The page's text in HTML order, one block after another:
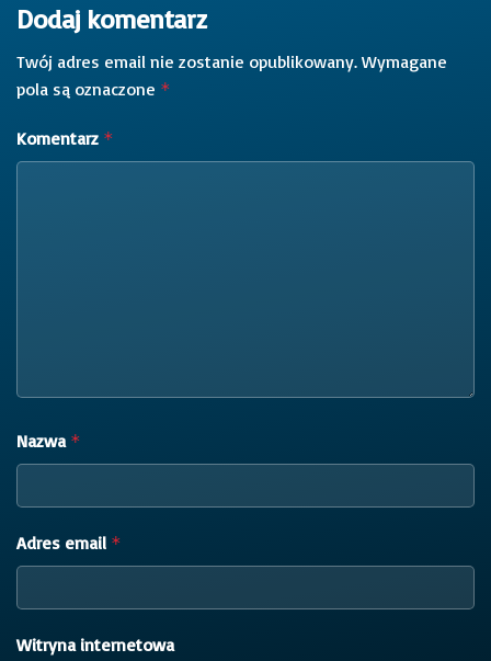
Dodaj komentarz
Twój adres email nie zostanie opublikowany. Wymagane
pola są oznaczone *
Komentarz *
Nazwa *
Adres email *
Witryna internetowa